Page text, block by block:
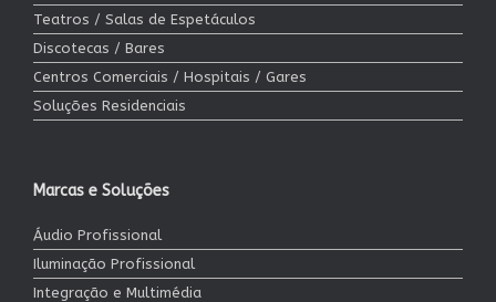
Teatros / Salas de Espetáculos
Discotecas / Bares
Centros Comerciais / Hospitais / Gares
Soluções Residenciais
Marcas e Soluções
Áudio Profissional
Iluminação Profissional
Integração e Multimédia